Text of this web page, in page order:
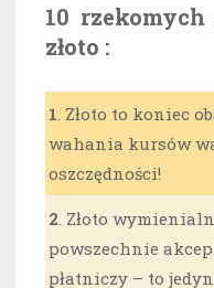
10
złoto :
1 . Złoto to koniec
wahania kursów
oszczędności!
2 . Złoto
powszechnie
płatniczy – to